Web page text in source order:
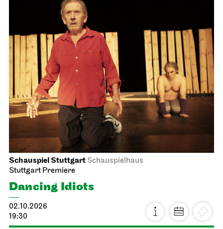
Schauspiel Stuttgart Schauspielhaus
Stuttgart Premiere
Dancing Idiots
02.10.2026
19:30